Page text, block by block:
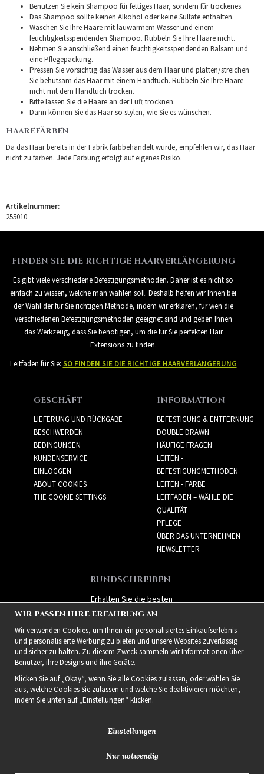
Benutzen Sie kein Shampoo für fettiges Haar, sondern für trockenes.
Das Shampoo sollte keinen Alkohol oder keine Sulfate enthalten.
Waschen Sie Ihre Haare mit lauwarmem Wasser und einem
feuchtigkeitsspendenden Shampoo. Rubbeln Sie Ihre Haare nicht.
Nehmen Sie anschließend einen feuchtigkeitsspendenden Balsam und
eine Pflegepackung.
Pressen Sie vorsichtig das Wasser aus dem Haar und plätten/streichen
Sie behutsam das Haar mit einem Handtuch. Rubbeln Sie Ihre Haare
nicht mit dem Handtuch trocken.
Bitte lassen Sie die Haare an der Luft trocknen.
Dann können Sie das Haar so stylen, wie Sie es wünschen.
HAAREFÄRBEN
Da das Haar bereits in der Fabrik farbbehandelt wurde, empfehlen wir, das Haar
nicht zu färben. Jede Färbung erfolgt auf eigenes Risiko.
Artikelnummer:
255010
FINDEN SIE DIE RICHTIGE HAARVERLÄNGERUNG
Es gibt viele verschiedene Befestigungsmethoden. Daher ist es nicht so
einfach zu wissen, welche man wählen soll. Deshalb helfen wir Ihnen bei
der Wahl der für Sie richtigen Methode, indem wir erklären, für wen die
verschiedenen Befestigungsmethoden geeignet sind und geben Ihnen
das Werkzeug, dass Sie benötigen, um die für Sie perfekten Hair
Extensions zu finden.
Leitfaden für Sie: SO FINDEN SIE DIE RICHTIGE HAARVERLÄNGERUNG
GESCHÄFT
LIEFERUNG UND RÜCKGABE
BESCHWERDEN
BEDINGUNGEN
KUNDENSERVICE
EINLOGGEN
ABOUT COOKIES
THE COOKIE SETTINGS
INFORMATION
BEFESTIGUNG & ENTFERNUNG
DOUBLE DRAWN
HÄUFIGE FRAGEN
LEITEN -
BEFESTIGUNGMETHODEN
LEITEN - FARBE
LEITFADEN – WÄHLE DIE
QUALITÄT
PFLEGE
ÜBER DAS UNTERNEHMEN
NEWSLETTER
RUNDSCHREIBEN
Erhalten Sie die besten
Angebote und spannende
neue Produkte!
2021 Delightful Hair
WIR PASSEN IHRE ERFAHRUNG AN
Wir verwenden Cookies, um Ihnen ein personalisiertes Einkaufserlebnis
und personalisierte Werbung zu bieten und unsere Websites zuverlässig
und sicher zu halten. Zu diesem Zweck sammeln wir Informationen über
Benutzer, ihre Designs und ihre Geräte.
Klicken Sie auf „Okay“, wenn Sie alle Cookies zulassen, oder wählen Sie
aus, welche Cookies Sie zulassen und welche Sie deaktivieren möchten,
indem Sie unten auf „Einstellungen“ klicken.
Einstellungen
Nur notwendig